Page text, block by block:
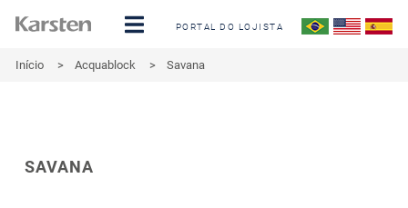
PORTAL DO LOJISTA
Início > Acquablock > Savana
SAVANA